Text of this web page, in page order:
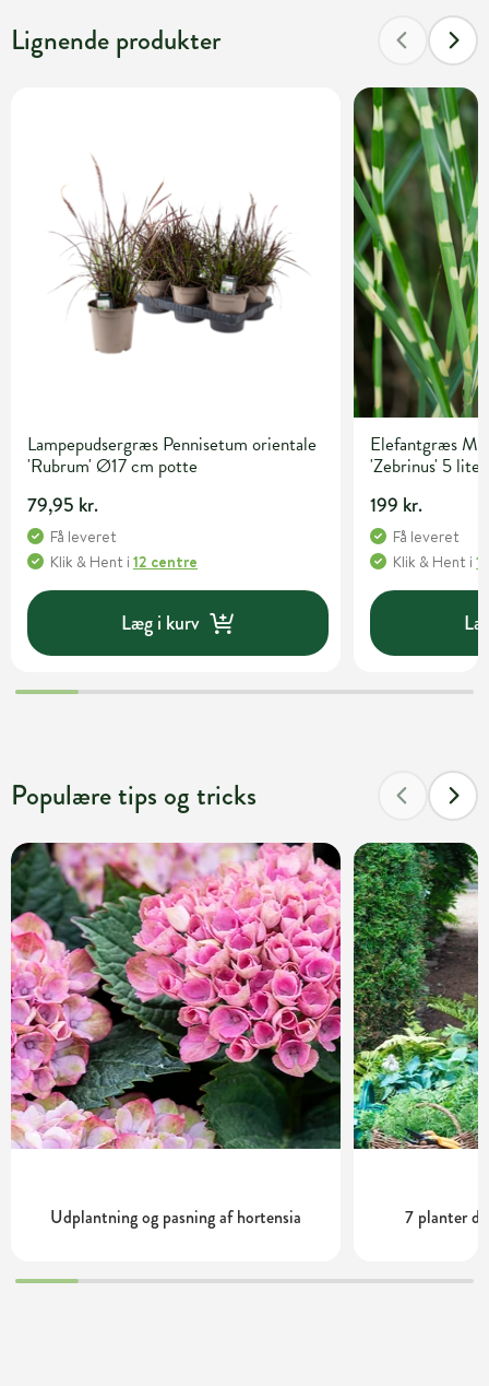
Lignende produkter
Lampepudsergræs Pennisetum orientale
'Rubrum' Ø17 cm potte
79,95 kr.
Få leveret
Klik & Hent i 12 centre
Læg i kurv
Elefantgræs
'Zebrinus' 5
199 kr.
Få leveret
Klik & Hent i
Populære tips og tricks
Udplantning og pasning af hortensia 7 planter